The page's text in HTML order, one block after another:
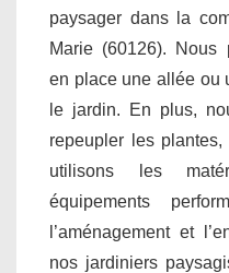
paysager dans la
Marie (60126). Nous
en place une allée ou
le jardin. En plus,
repeupler les
utilisons les
équipements
l’aménagement et
nos jardiniers